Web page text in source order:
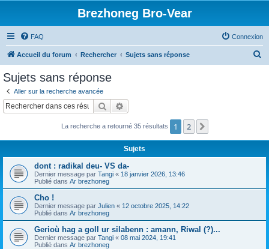
Brezhoneg Bro-Vear
FAQ Connexion
Accueil du forum Rechercher Sujets sans réponse
c
Sujets sans réponse
Aller sur la recherche avancée
Rechercher
La recherche a retourné 35 résultats 1 2
Sujets
dont : radikal deu- VS da-
Dernier message par Tangi « 18 janvier 2026, 13:46
Publié dans Ar brezhoneg
Cho !
Dernier message par Julien « 12 octobre 2025, 14:22
Publié dans Ar brezhoneg
Gerioù hag a goll ur silabenn : amann, Riwal (?)...
Dernier message par Tangi « 08 mai 2024, 19:41
Publié dans Ar brezhoneg